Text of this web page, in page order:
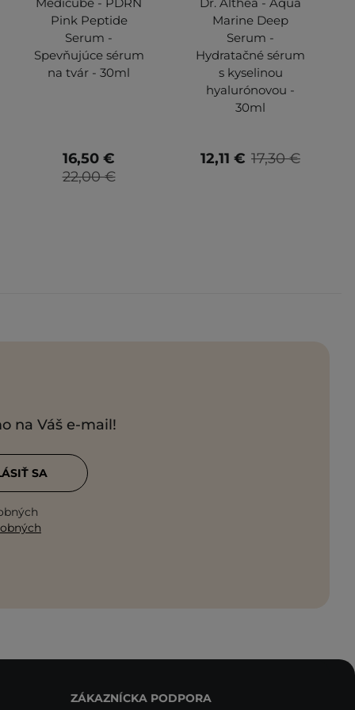
Pink Peptide
Serum -
Spevňujúce sérum
na tvár - 30ml
22,00 €
16,50 €
Marine Deep
Serum -
Hydratačné sérum
s kyselinou
hyalurónovou -
30ml
17,30 €
12,11 €
na Váš e-mail!
SA
ZÁKAZNÍCKA PODPORA